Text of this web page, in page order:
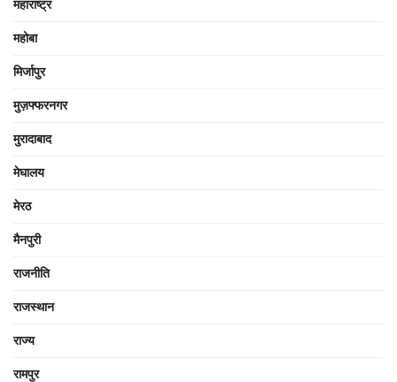
महाराष्ट्र
महोबा
मिर्जापुर
मुज़फ्फरनगर
मुरादाबाद
मेघालय
मेरठ
मैनपुरी
राजनीति
राजस्थान
राज्य
रामपुर